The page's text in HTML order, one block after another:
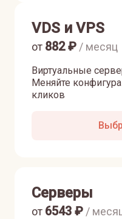
VDS и VPS
Виртуальные
Меняйте
кликов
от 882₽ / месяц
Серверы
от 6543 ₽ /